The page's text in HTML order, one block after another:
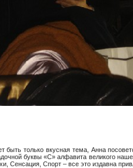
быть только вкусная тема, Анна
буквы «С» алфавита великого
Спорт – все это издавна